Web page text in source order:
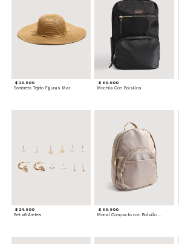
$ 39.900
Sombrero Tejido Figuras Mar
$ 69.900
Mochila Con Bolsillos
$ 24.900
Set x6 Aretes
$ 69.900